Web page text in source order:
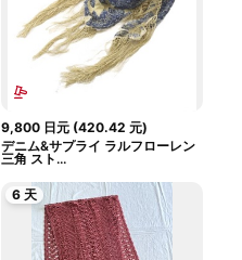
9,800 日元 (420.42 元)
デニム&サプライ ラルフローレン
三角 スト...
6 天